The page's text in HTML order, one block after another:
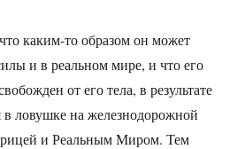
каким-то образом он может
и в реальном мире, и что его
от его тела, в результате
в ловушке на железнодорожной
и Реальным Миром. Тем